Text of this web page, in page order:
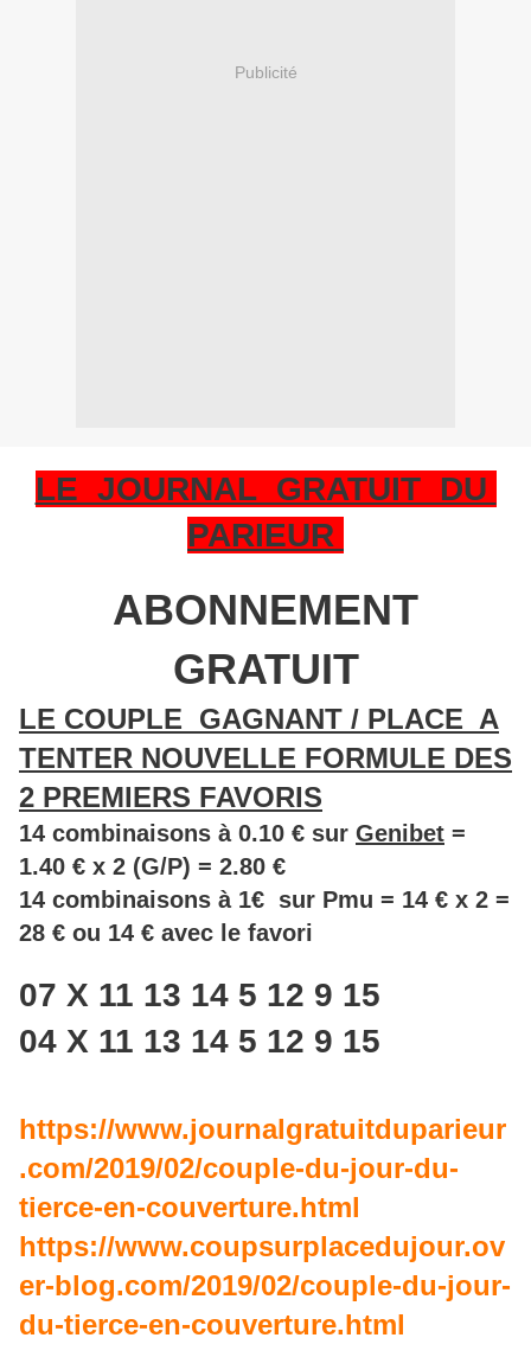
Publicité
LE JOURNAL GRATUIT DU
PARIEUR
ABONNEMENT
GRATUIT
LE COUPLE GAGNANT / PLACE A
TENTER NOUVELLE FORMULE DES
2 PREMIERS FAVORIS
14 combinaisons à 0.10 € sur Genibet =
1.40 € x 2 (G/P) = 2.80 €
14 combinaisons à 1€ sur Pmu = 14 € x 2 =
28 € ou 14 € avec le favori
07 X 11 13 14 5 12 9 15
04 X 11 13 14 5 12 9 15
https://www.journalgratuitduparieur
.com/2019/02/couple-du-jour-du-
tierce-en-couverture.html
https://www.coupsurplacedujour.ov
er-blog.com/2019/02/couple-du-jour-
du-tierce-en-couverture.html